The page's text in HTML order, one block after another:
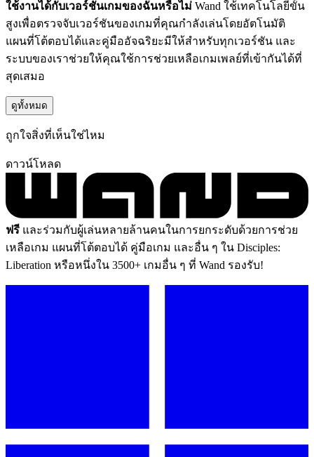
ใช้งานได้กับเวอร์ชันเกมของฉันหรือไม่ Wand ใช้เทคโนโลยีขั้น
สูงเพื่อตรวจจับเวอร์ชันของเกมที่คุณกำลังเล่นโดยอัตโนมัติ
แผนที่โต้ตอบได้และคู่มืออัจฉริยะมีให้สำหรับทุกเวอร์ชัน และ
ระบบของเราช่วยให้คุณใช้การช่วยเหลือเกมเพลย์ที่เข้ากันได้ที่
สุดเสมอ
ดูทั้งหมด
ถูกใจสิ่งที่เห็นใช่ไหม
ดาวน์โหลด
ฟรี และร่วมกับผู้เล่นหลายล้านคนในการยกระดับด้วยการช่วย
เหลือเกม แผนที่โต้ตอบได้ คู่มือเกม และอื่น ๆ ใน Disciples:
Liberation หรือหนึ่งใน 3500+ เกมอื่น ๆ ที่ Wand รองรับ!